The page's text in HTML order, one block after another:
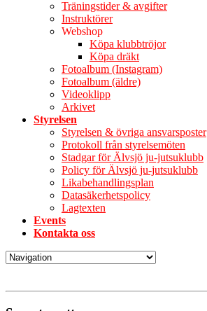
Träningstider & avgifter
Instruktörer
Webshop
Köpa klubbtröjor
Köpa dräkt
Fotoalbum (Instagram)
Fotoalbum (äldre)
Videoklipp
Arkivet
Styrelsen
Styrelsen & övriga ansvarsposter
Protokoll från styrelsemöten
Stadgar för Älvsjö ju-jutsuklubb
Policy för Älvsjö ju-jutsuklubb
Likabehandlingsplan
Datasäkerhetspolicy
Lagtexten
Events
Kontakta oss